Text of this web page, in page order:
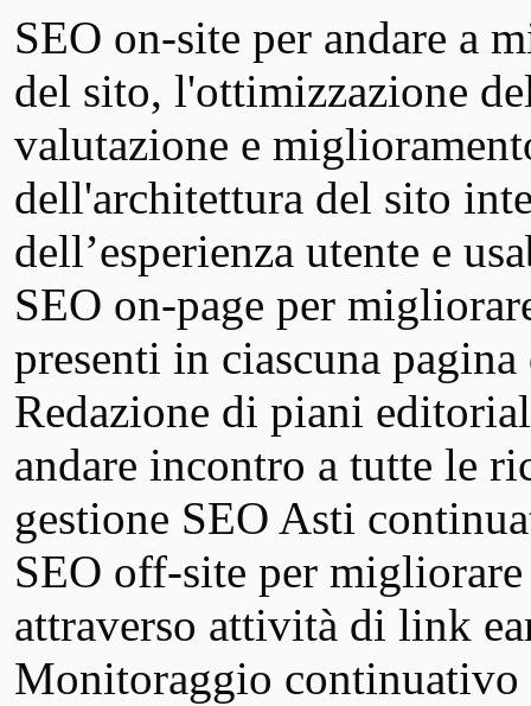
SEO on-site per andare a
del sito, l'ottimizzazione
valutazione e
dell'architettura del sito
dell’esperienza utente e
SEO on-page per
presenti in ciascuna
Redazione di piani
andare incontro a tutte le
gestione SEO Asti
SEO off-site per
attraverso attività di link
Monitoraggio continuativo